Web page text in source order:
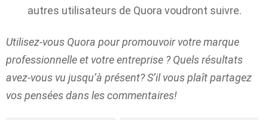
autres utilisateurs de Quora voudront suivre.
Utilisez-vous Quora pour promouvoir votre marque
professionnelle et votre entreprise ? Quels résultats
avez-vous vu jusqu’à présent? S’il vous plaît partagez
vos pensées dans les commentaires!